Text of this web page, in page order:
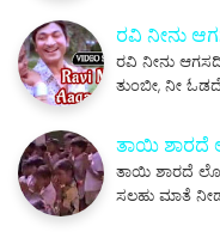
ರವಿ ನೀನು
ರವಿ ನೀನು
ತುಂಬೀ, ನೀ
ತಾಯಿ ಶಾರದೆ
ತಾಯಿ ಶಾರದೆ
ಸಲಹು ಮಾತೆ